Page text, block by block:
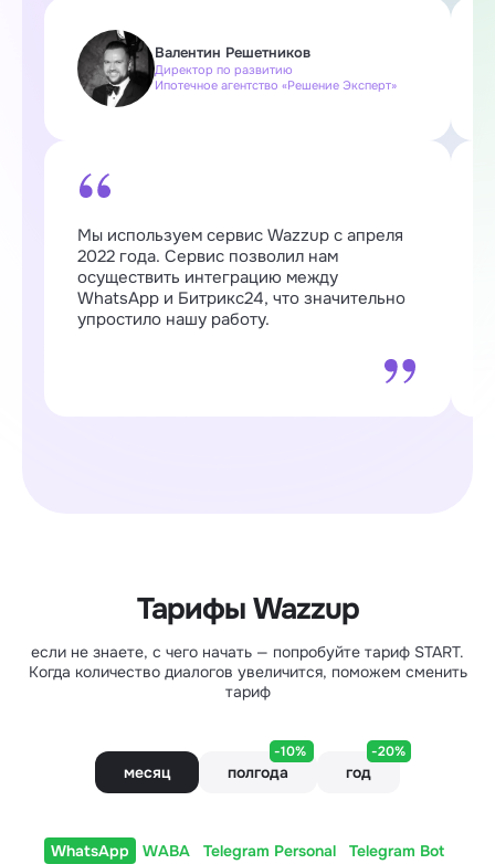
Валентин Решетников
Директор по развитию
Ипотечное агентство «Решение Эксперт»
Мы используем сервис Wazzup с апреля
2022 года. Сервис позволил нам
осуществить интеграцию между
WhatsApp и Битрикс24, что значительно
упростило нашу работу.
Тарифы Wazzup
если не знаете, с чего начать — попробуйте тариф START.
Когда количество диалогов увеличится, поможем сменить
тариф
месяц полгода
-10%
год
-20%
WhatsApp WABA Telegram Personal
Telegram Bot